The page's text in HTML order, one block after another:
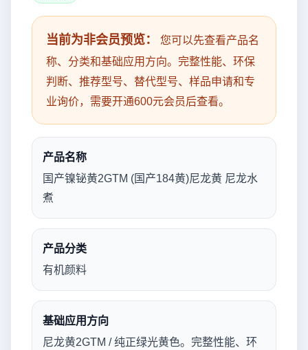
当前为非会员预览：
您可以先查看产品名
称、分类和基础应用方向。完整性能、环保
判断、推荐型号、替代型号、样品申请和专
业询价，需要开通600元会员后查看。
产品名称
国产镍铋黄2GTM (国产184黄)尼龙黄 尼龙水
煮
产品分类
有机颜料
基础应用方向
尼龙黄2GTM / 纯正绿光黄色。完整性能、环